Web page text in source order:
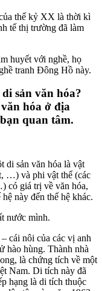
thế kỷ XX là thời kì
tế thị trường đã làm
huyết với nghề, họ
tranh Đông Hồ này.
sản văn hóa?
hóa ở địa
quan tâm.
di sản văn hóa là vật
…) và phi vật thể (các
có giá trị về văn hóa,
này đến thế hệ khác.
nước mình.
cái nôi của các vị anh
hào hùng. Thành nhà
là chứng tích về một
Nam. Di tích này đã
hạng là di tích thuộc